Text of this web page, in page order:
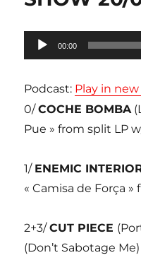
Lecteur
audio
00:00
Podcast: Play in
0/COCHE BOMBA
Pue » from split LP
1/ ENEMIC
« Camisa de Força »
2+3/CUT PIECE
(Don’t Sabotage